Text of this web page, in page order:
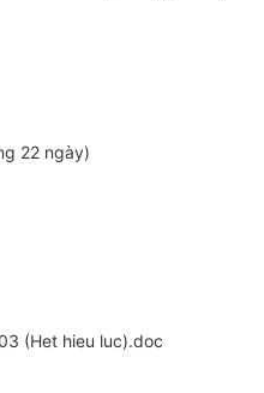
22 ngày)
(Het hieu luc).doc